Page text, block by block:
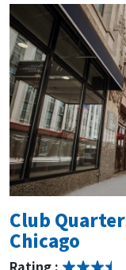
Club
Chicago
Rating :